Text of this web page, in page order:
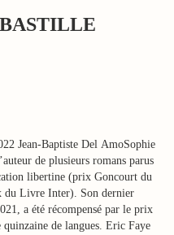
Jean-Baptiste Del AmoSophie
de plusieurs romans parus
libertine (prix Goncourt du
du Livre Inter). Son dernier
a été récompensé par le prix
de langues. Eric Faye